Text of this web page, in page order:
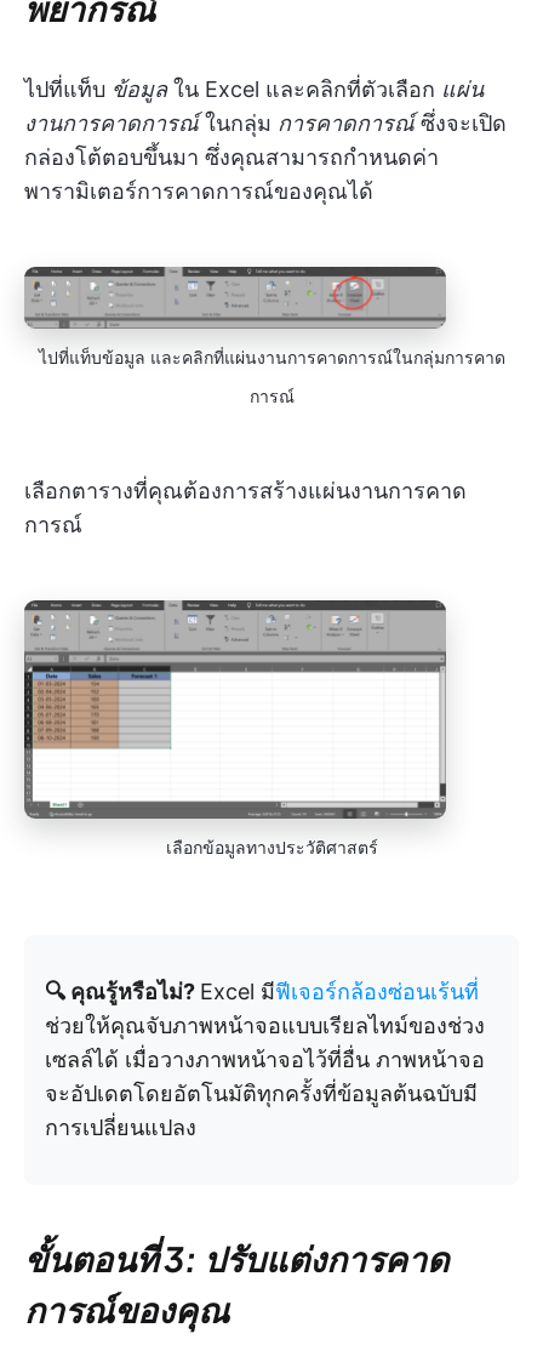
ไปที่แท็บ ข้อมูลใน Excel และคลิกที่ตัวเลือก แผ่น
งานการคาดการณ์ในกลุ่ม การคาดการณ์ซึ่งจะเปิด
กล่องโต้ตอบขึ้นมา ซึ่งคุณสามารถกำหนดค่า
พารามิเตอร์การคาดการณ์ของคุณได้
ไปที่แท็บข้อมูล และคลิกที่แผ่นงานการคาดการณ์ในกลุ่มการคาด
การณ์
เลือกตารางที่คุณต้องการสร้างแผ่นงานการคาด
การณ์
เลือกข้อมูลทางประวัติศาสตร์
🔍 คุณรู้หรือไม่? Excel มีฟีเจอร์กล้องซ่อนเร้นที่
ช่วยให้คุณจับภาพหน้าจอแบบเรียลไทม์ของช่วง
เซลล์ได้ เมื่อวางภาพหน้าจอไว้ที่อื่น ภาพหน้าจอ
จะอัปเดตโดยอัตโนมัติทุกครั้งที่ข้อมูลต้นฉบับมี
การเปลี่ยนแปลง
ขั้นตอนที่ 3: ปรับแต่งการคาด
การณ์ของคุณ